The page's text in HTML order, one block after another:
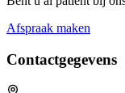
Afspraak maken
Contactgegevens